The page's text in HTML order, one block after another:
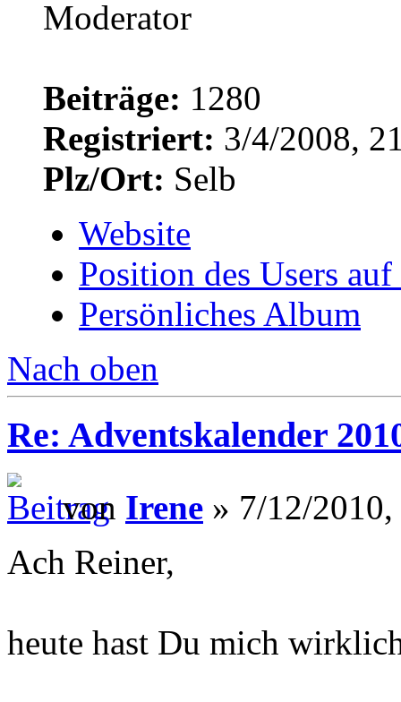
Beiträge: 1280
Registriert: 3/4/2008,
Plz/Ort: Selb
Website
Position des Users
Persönliches Album
Nach oben
Re: Adventskalender
von Irene » 7/12/
Ach Reiner,
heute hast Du mich